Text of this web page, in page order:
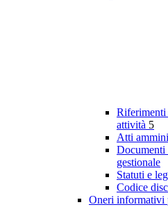
Riferimenti
attività 5
Atti
Documenti
gestionale
Statuti e
Codice
Oneri informativi